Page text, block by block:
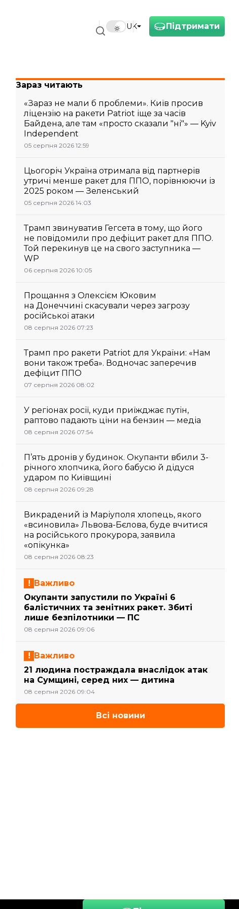
Підтримати
UK
Зараз читають
«Зараз не мали б проблеми». Київ просив
ліцензію на ракети Patriot іще за часів
Байдена, але там «просто сказали "ні"» — Kyiv
Independent
05 серпня 2026 12:59
Цьогоріч Україна отримала від партнерів
утричі менше ракет для ППО, порівнюючи із
2025 роком — Зеленський
05 серпня 2026 14:03
Трамп звинуватив Гегсета в тому, що його
не повідомили про дефіцит ракет для ППО.
Той перекинув це на свого заступника —
WP
06 серпня 2026 10:05
Прощання з Олексієм Юковим
на Донеччині скасували через загрозу
російської атаки
08 серпня 2026 07:23
Трамп про ракети Patriot для України: «Нам
вони також треба». Водночас заперечив
дефіцит ППО
07 серпня 2026 08:02
У регіонах росії, куди приїжджає путін,
раптово падають ціни на бензин — медіа
08 серпня 2026 07:54
П’ять дронів у будинок. Окупанти вбили 3-
річного хлопчика, його бабусю й дідуся
ударом по Київщині
08 серпня 2026 09:28
Викрадений із Маріуполя хлопець, якого
«всиновила» Львова-Бєлова, буде вчитися
на російського прокурора, заявила
«опікунка»
08 серпня 2026 08:23
Важливо
Окупанти запустили по Україні 6
балістичних та зенітних ракет. Збиті
лише безпілотники — ПС
08 серпня 2026 09:06
Важливо
21 людина постраждала внаслідок атак
на Сумщині, серед них — дитина
08 серпня 2026 09:04
Всі новини